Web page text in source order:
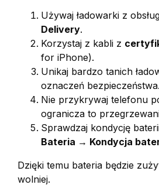
Używaj ładowarki z
Delivery.
Korzystaj z kabli z
for iPhone).
Unikaj bardzo tanich
oznaczeń bezpieczeństwa.
Nie przykrywaj telefonu
ogranicza to
Sprawdzaj kondycję
Bateria → Kondycja
Dzięki temu bateria będzie
wolniej.